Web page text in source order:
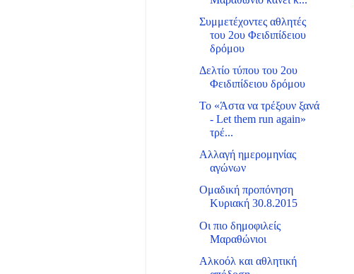
Συμμετέχοντες αθλητές
του 2ου Φειδιπίδειου
δρόμου
Δελτίο τύπου του 2ου
Φειδιπίδειου δρόμου
Το «Άστα να τρέξουν ξανά
- Let them run again»
τρέ...
Αλλαγή ημερομηνίας
αγώνων
Ομαδική προπόνηση
Κυριακή 30.8.2015
Οι πιο δημοφιλείς
Μαραθώνιοι
Αλκοόλ και αθλητική